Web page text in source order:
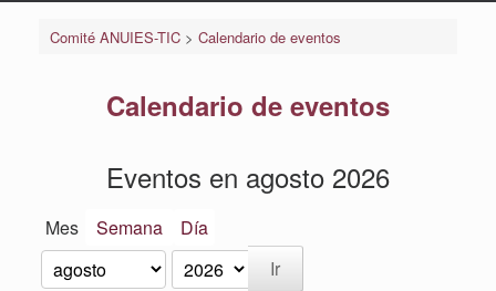
Comité ANUIES-TIC> Calendario de eventos
Calendario de eventos
Eventos en agosto 2026
Mes Semana Día
Mes
Año